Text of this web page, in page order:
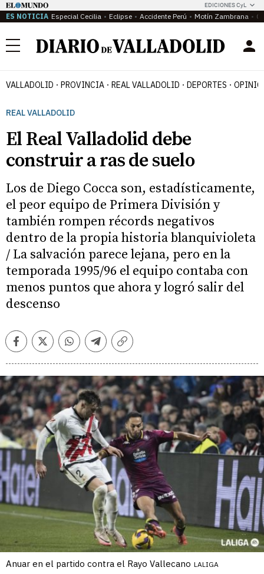
EDICIONES CyL
ES NOTICIA Especial Cecilia Eclipse Accidente Perú Motín Zambrana
Menú
VALLADOLID PROVINCIA REAL VALLADOLID DEPORTES
REAL VALLADOLID
El Real Valladolid debe
construir a ras de suelo
Los de Diego Cocca son, estadísticamente,
el peor equipo de Primera División y
también rompen récords negativos
dentro de la propia historia blanquivioleta
/ La salvación parece lejana, pero en la
temporada 1995/96 el equipo contaba con
menos puntos que ahora y logró salir del
descenso
FacebookTwitterWhatsappTelegramCopiar
Anuar en el partido contra el Rayo Vallecano LALIGA